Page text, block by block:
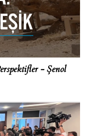
- Şenol